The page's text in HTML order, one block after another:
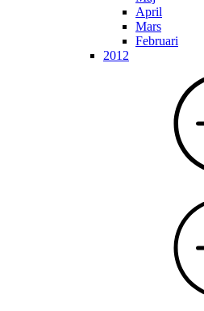
April
Mars
Februari
2012